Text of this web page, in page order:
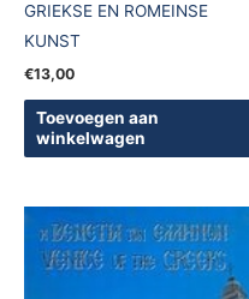
GRIEKSE EN ROMEINSE
KUNST
€13,00
Toevoegen aan
winkelwagen